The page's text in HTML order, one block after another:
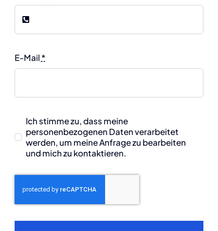
E-Mail *
Ich stimme zu, dass meine
personenbezogenen Daten verarbeitet
werden, um meine Anfrage zu bearbeiten
und mich zu kontaktieren.